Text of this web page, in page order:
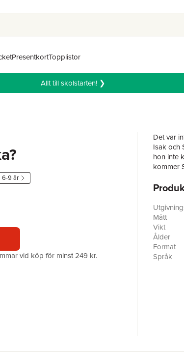
PresentkortTopplistor
Allt till skolstarten! ❯
6-9 år
vid köp för minst 249 kr.
Det var
Isak och
hon inte
kommer
erkänna
Men att
kan
Mått
Vikt
Ålder
Format
Språk